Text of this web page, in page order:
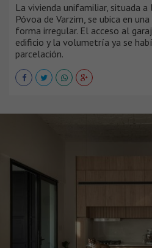
La vivienda unifamiliar, situada
Póvoa de Varzim, se ubica en
forma irregular. El acceso al
edificio y la volumetría ya se
parcelación.